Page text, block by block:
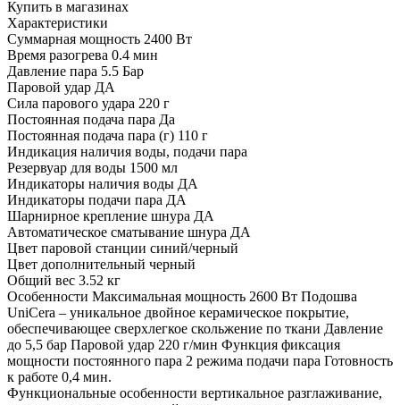
Купить в магазинах
Характеристики
Суммарная мощность 2400 Вт
Время разогрева 0.4 мин
Давление пара 5.5 Бар
Паровой удар ДА
Сила парового удара 220 г
Постоянная подача пара Да
Постоянная подача пара (г) 110 г
Индикация наличия воды, подачи пара
Резервуар для воды 1500 мл
Индикаторы наличия воды ДА
Индикаторы подачи пара ДА
Шарнирное крепление шнура ДА
Автоматическое сматывание шнура ДА
Цвет паровой станции синий/черный
Цвет дополнительный черный
Общий вес 3.52 кг
Особенности Максимальная мощность 2600 Вт Подошва
UniCera – уникальное двойное керамическое покрытие,
обеспечивающее сверхлегкое скольжение по ткани Давление
до 5,5 бар Паровой удар 220 г/мин Функция фиксация
мощности постоянного пара 2 режима подачи пара Готовность
к работе 0,4 мин.
Функциональные особенности вертикальное разглаживание,